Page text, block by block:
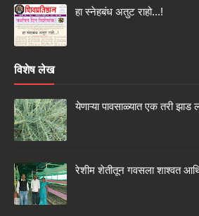
हा स्नेहबंध अतुट राहो...!
विशेष लेख
येणाऱ्या पावसाळ्यात एक तरी झाड
रेशीम शेतीतून गवसला शाश्वत